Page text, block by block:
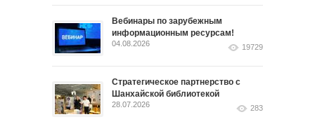
Вебинары по зарубежным
информационным ресурсам!
04.08.2026 19729
Стратегическое партнерство с
Шанхайской библиотекой
28.07.2026 283